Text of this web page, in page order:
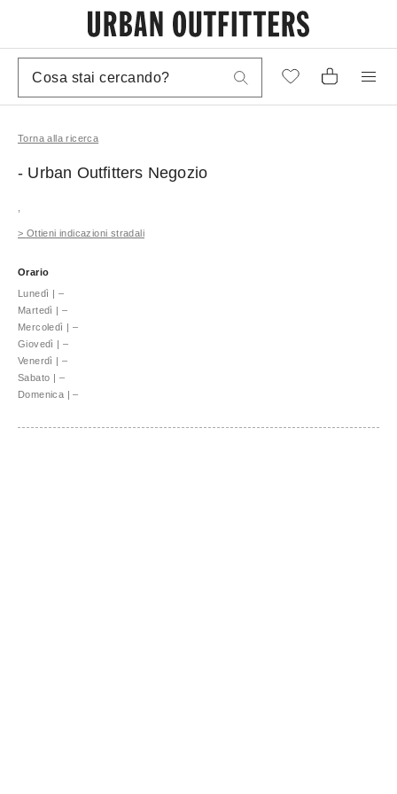
Torna alla ricerca
- Urban Outfitters Negozio
> Ottieni indicazioni stradali
Orario
Lunedì | –
Martedì | –
Mercoledì | –
Giovedì | –
Venerdì | –
Sabato | –
Domenica | –